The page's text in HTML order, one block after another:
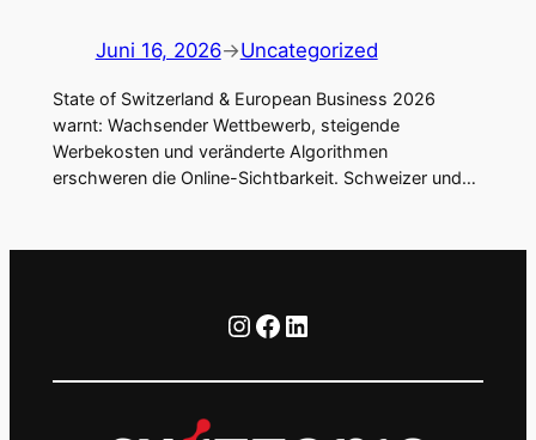
Juni 16, 2026→Uncategorized
State of Switzerland & European Business 2026
warnt: Wachsender Wettbewerb, steigende
Werbekosten und veränderte Algorithmen
erschweren die Online-Sichtbarkeit. Schweizer und…
Instagram Facebook LinkedIn